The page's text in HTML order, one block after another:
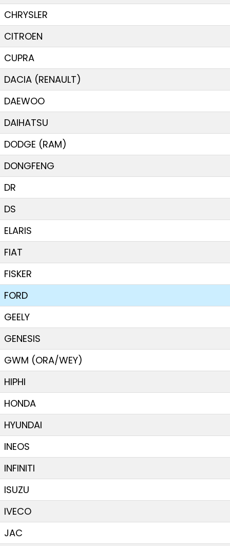
CHRYSLER
CITROEN
CUPRA
DACIA (RENAULT)
DAEWOO
DAIHATSU
DODGE (RAM)
DONGFENG
DR
DS
ELARIS
FIAT
FISKER
FORD
GEELY
GENESIS
GWM (ORA/WEY)
HIPHI
HONDA
HYUNDAI
INEOS
INFINITI
ISUZU
IVECO
JAC